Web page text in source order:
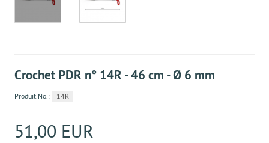
Crochet PDR n° 14R - 46 cm - Ø 6 mm
Produit.No.: 14R
51,00 EUR